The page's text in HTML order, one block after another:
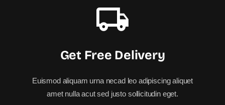
Get Free Delivery
Euismod aliquam urna necad leo adipiscing aliquet
amet nulla acut sed justo sollicitudin eget.